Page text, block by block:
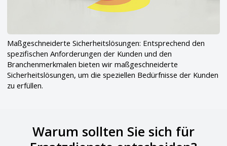
Maßgeschneiderte Sicherheitslösungen: Entsprechend den
spezifischen Anforderungen der Kunden und den
Branchenmerkmalen bieten wir maßgeschneiderte
Sicherheitslösungen, um die speziellen Bedürfnisse der Kunden
zu erfüllen.
Warum sollten Sie sich für